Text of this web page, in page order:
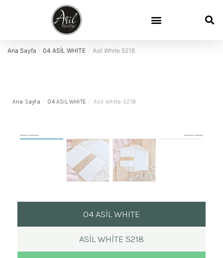
Ana Sayfa / 04 ASİL WHITE / Asil White 5218
Ana Sayfa / 04 ASİL WHITE / Asil White 5218
04 ASİL WHITE
ASIL WHITE 5218